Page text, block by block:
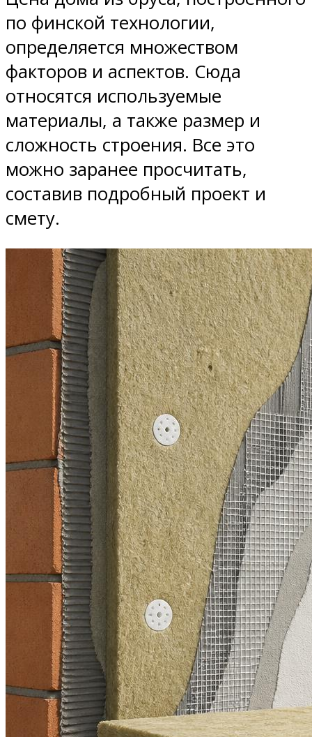
по финской технологии,
определяется множеством
факторов и аспектов. Сюда
относятся используемые
материалы, а также размер и
сложность строения. Все это
можно заранее просчитать,
составив подробный проект и
смету.